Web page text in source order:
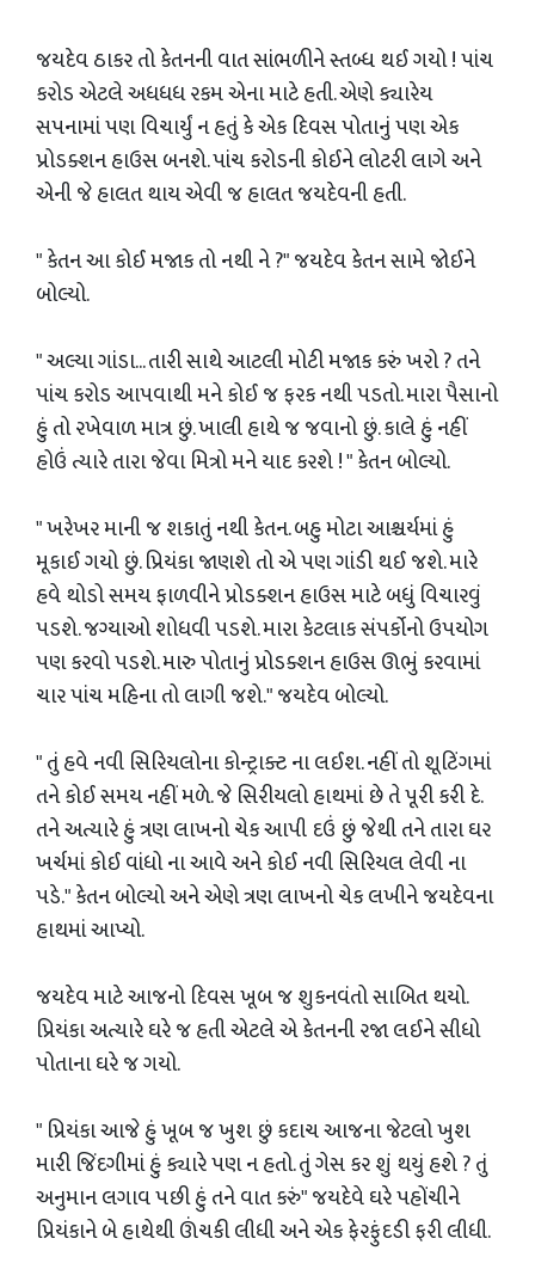
જયદેવ ઠાકર તો કેતનની વાત સાંભળીને સ્તબ્ધ થઈ ગયો ! પાંચ
કરોડ એટલે અધધધ રકમ એના માટે હતી. એણે ક્યારેય
સપનામાં પણ વિચાર્યું ન હતું કે એક દિવસ પોતાનું પણ એક
પ્રોડક્શન હાઉસ બનશે. પાંચ કરોડની કોઈને લોટરી લાગે અને
એની જે હાલત થાય એવી જ હાલત જયદેવની હતી.
" કેતન આ કોઈ મજાક તો નથી ને ?" જયદેવ કેતન સામે જોઈને
બોલ્યો.
" અલ્યા ગાંડા... તારી સાથે આટલી મોટી મજાક કરું ખરો ? તને
પાંચ કરોડ આપવાથી મને કોઈ જ ફરક નથી પડતો. મારા પૈસાનો
હું તો રખેવાળ માત્ર છું. ખાલી હાથે જ જવાનો છું. કાલે હું નહીં
હોઉં ત્યારે તારા જેવા મિત્રો મને યાદ કરશે ! " કેતન બોલ્યો.
" ખરેખર માની જ શકાતું નથી કેતન. બહુ મોટા આશ્ચર્યમાં હું
મૂકાઈ ગયો છું. પ્રિયંકા જાણશે તો એ પણ ગાંડી થઈ જશે. મારે
હવે થોડો સમય ફાળવીને પ્રોડક્શન હાઉસ માટે બધું વિચારવું
પડશે. જગ્યાઓ શોધવી પડશે. મારા કેટલાક સંપર્કોનો ઉપયોગ
પણ કરવો પડશે. મારુ પોતાનું પ્રોડક્શન હાઉસ ઊભું કરવામાં
ચાર પાંચ મહિના તો લાગી જશે." જયદેવ બોલ્યો.
" તું હવે નવી સિરિયલોના કોન્ટ્રાક્ટ ના લઈશ. નહીં તો શૂટિંગમાં
તને કોઈ સમય નહીં મળે. જે સિરીયલો હાથમાં છે તે પૂરી કરી દે.
તને અત્યારે હું ત્રણ લાખનો ચેક આપી દઉં છું જેથી તને તારા ઘર
ખર્ચમાં કોઈ વાંધો ના આવે અને કોઈ નવી સિરિયલ લેવી ના
પડે." કેતન બોલ્યો અને એણે ત્રણ લાખનો ચેક લખીને જયદેવના
હાથમાં આપ્યો.
જયદેવ માટે આજનો દિવસ ખૂબ જ શુકનવંતો સાબિત થયો.
પ્રિયંકા અત્યારે ઘરે જ હતી એટલે એ કેતનની રજા લઈને સીધો
પોતાના ઘરે જ ગયો.
" પ્રિયંકા આજે હું ખૂબ જ ખુશ છું કદાચ આજના જેટલો ખુશ
મારી જિંદગીમાં હું ક્યારે પણ ન હતો. તું ગેસ કર શું થયું હશે ? તું
અનુમાન લગાવ પછી હું તને વાત કરું" જયદેવે ઘરે પહોંચીને
પ્રિયંકાને બે હાથેથી ઊંચકી લીધી અને એક ફેરફુંદડી ફરી લીધી.